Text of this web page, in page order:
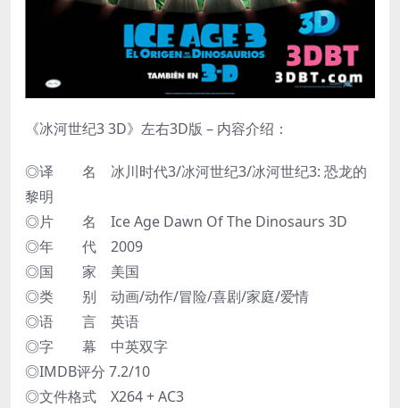
《冰河世纪3 3D》左右3D版 – 内容介绍：
◎译 名 冰川时代3/冰河世纪3/冰河世纪3: 恐龙的
黎明
◎片 名 Ice Age Dawn Of The Dinosaurs 3D
◎年 代 2009
◎国 家 美国
◎类 别 动画/动作/冒险/喜剧/家庭/爱情
◎语 言 英语
◎字 幕 中英双字
◎IMDB评分 7.2/10
◎文件格式 X264 + AC3